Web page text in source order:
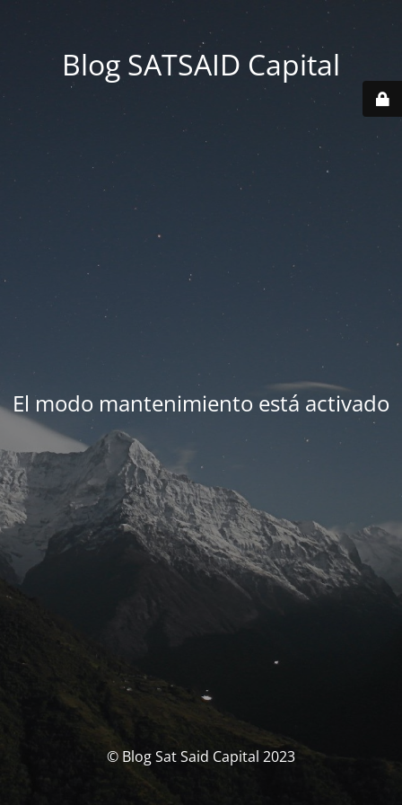
Blog SATSAID Capital
El modo mantenimiento está activado
© Blog Sat Said Capital 2023